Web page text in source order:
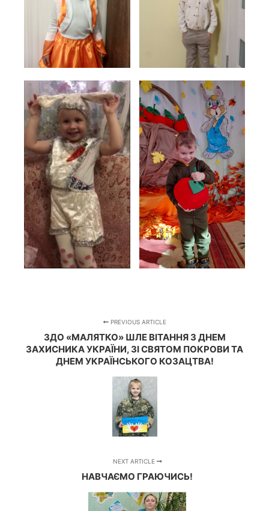
PREVIOUS ARTICLE
ЗДО «МАЛЯТКО» ШЛЕ ВІТАННЯ З ДНЕМ
ЗАХИСНИКА УКРАЇНИ, ЗІ СВЯТОМ ПОКРОВИ ТА
ДНЕМ УКРАЇНСЬКОГО КОЗАЦТВА!
NEXT ARTICLE
НАВЧАЄМО ГРАЮЧИСЬ!